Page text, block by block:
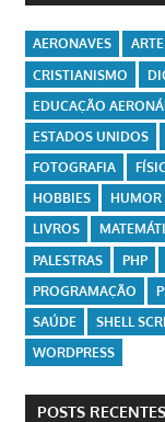
AERONAVES ARTE
CRISTIANISMO
EDUCAÇÃO
ESTADOS UNIDOS
FOTOGRAFIA
HOBBIES
HUMOR
LIVROS
PALESTRAS
PHP
PROGRAMAÇÃO
SAÚDE
SHELL
WORDPRESS
POSTS RECENTES